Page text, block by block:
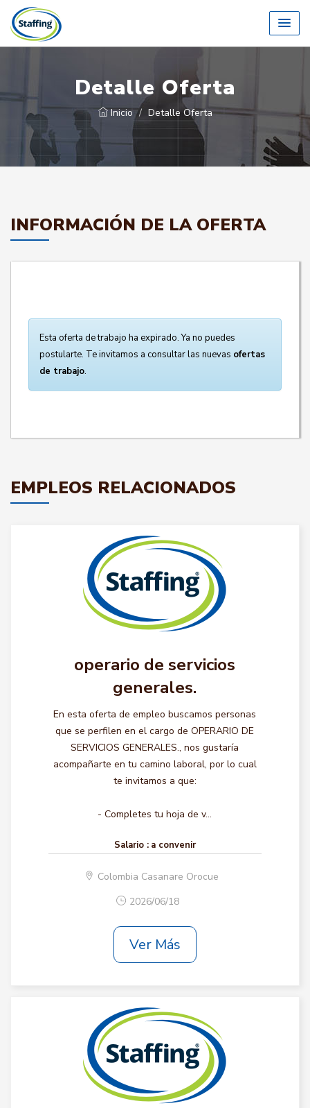
Detalle Oferta
Inicio Detalle Oferta
INFORMACIÓN DE LA OFERTA
Esta oferta de trabajo ha expirado. Ya no puedes
postularte. Te invitamos a consultar las nuevas ofertas
de trabajo.
EMPLEOS RELACIONADOS
operario de servicios
generales.
En esta oferta de empleo buscamos personas
que se perfilen en el cargo de OPERARIO DE
SERVICIOS GENERALES., nos gustaría
acompañarte en tu camino laboral, por lo cual
te invitamos a que:
- Completes tu hoja de v...
Salario : a convenir
Colombia Casanare Orocue
2026/06/18
Ver Más